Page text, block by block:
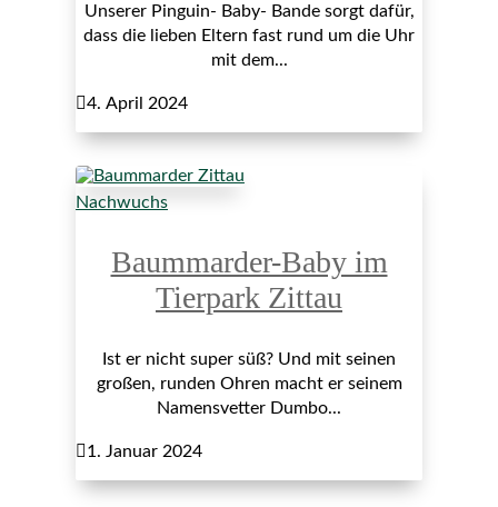
Unserer Pinguin- Baby- Bande sorgt dafür,
dass die lieben Eltern fast rund um die Uhr
mit dem...
4. April 2024
Nachwuchs
Baummarder-Baby im
Tierpark Zittau
Ist er nicht super süß? Und mit seinen
großen, runden Ohren macht er seinem
Namensvetter Dumbo...
1. Januar 2024